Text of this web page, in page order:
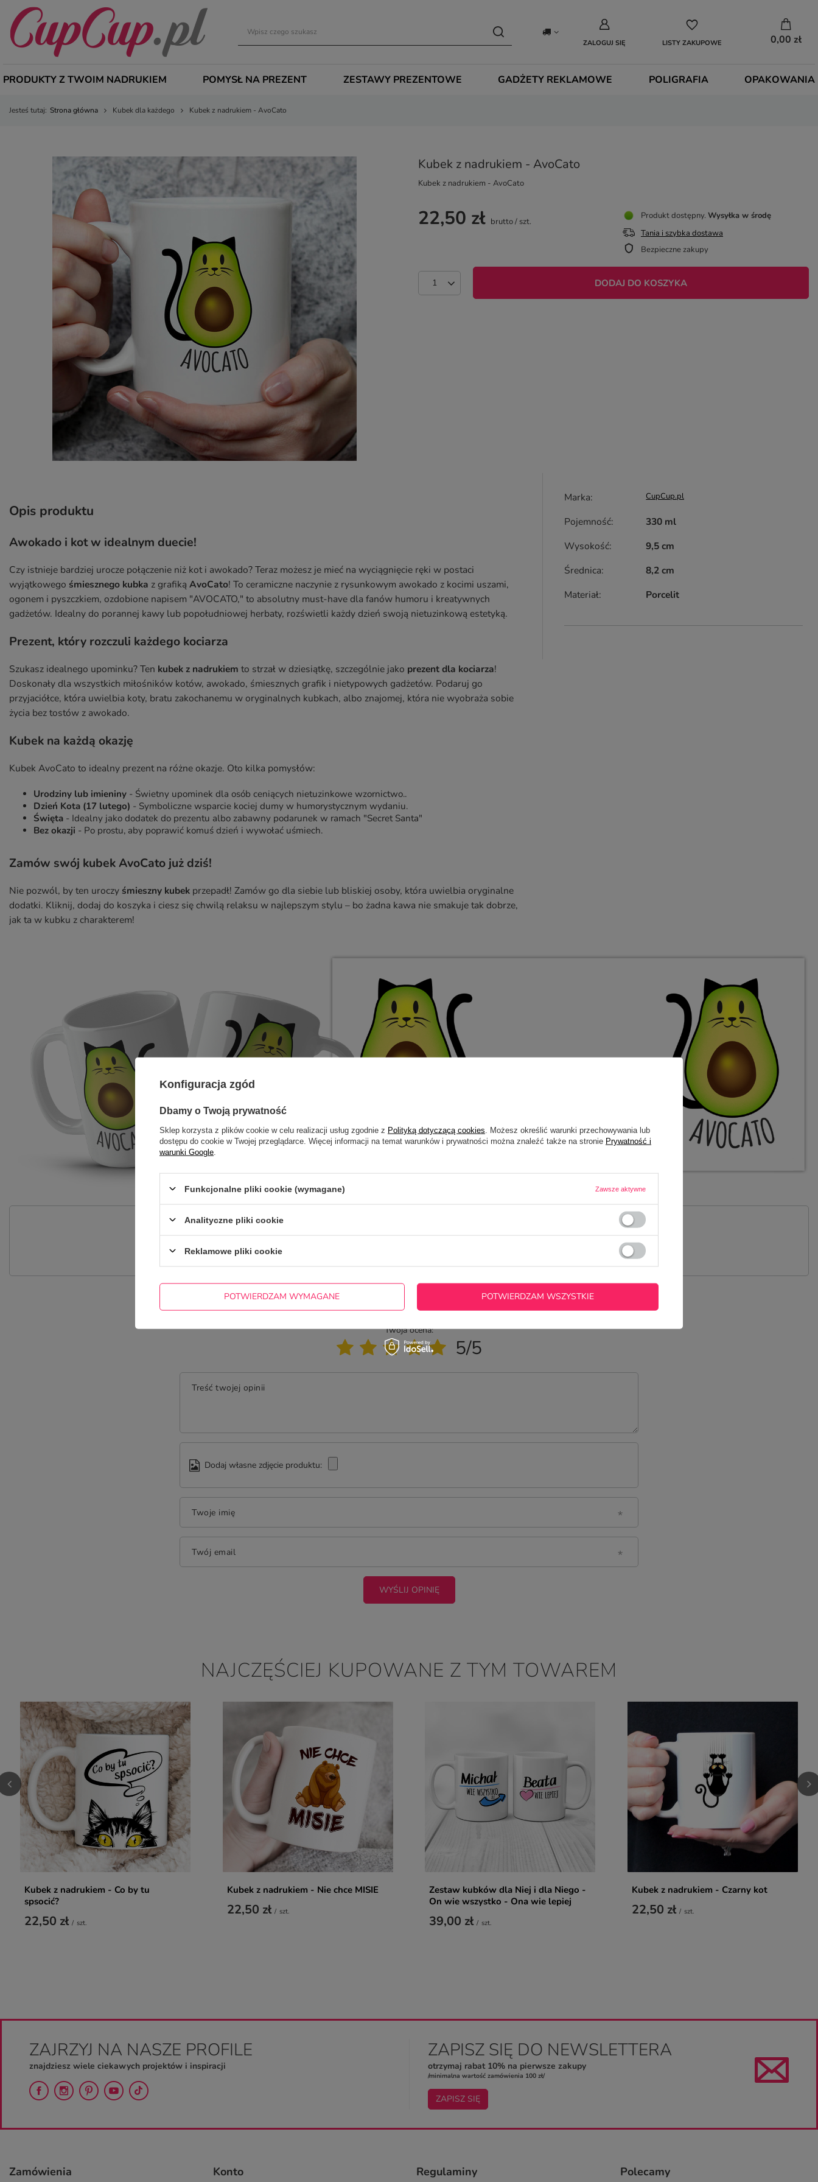
ZALOGUJ SIĘ LISTY ZAKUPOWE 0,00 zł
PRODUKTY Z TWOIM NADRUKIEM POMYSŁ NA PREZENT ZESTAWY PREZENTOWE GADŻETY REKLAMOWE POLIGRAFIA OPAKOWANIA
Jesteś tutaj: Strona główna Kubek dla każdego Kubek z nadrukiem - AvoCato
Kubek z nadrukiem - AvoCato
Kubek z nadrukiem - AvoCato
22,50 zł brutto/ szt.
DODAJ DO KOSZYKA
Produkt dostępny Wysyłka w środę
Tania i szybka dostawa
Bezpieczne zakupy
Opis produktu
Awokado i kot w idealnym duecie!
Czy istnieje bardziej urocze połączenie niż kot i awokado? Teraz możesz je mieć na wyciągnięcie ręki w postaci
wyjątkowego śmiesznego kubka z grafiką AvoCato! To ceramiczne naczynie z rysunkowym awokado z kocimi uszami,
ogonem i pyszczkiem, ozdobione napisem "AVOCATO," to absolutny must-have dla fanów humoru i kreatywnych
gadżetów. Idealny do porannej kawy lub popołudniowej herbaty, rozświetli każdy dzień swoją nietuzinkową estetyką.
Prezent, który rozczuli każdego kociarza
Szukasz idealnego upominku? Ten kubek z nadrukiem to strzał w dziesiątkę, szczególnie jako prezent dla kociarza!
Doskonały dla wszystkich miłośników kotów, awokado, śmiesznych grafik i nietypowych gadżetów. Podaruj go
przyjaciółce, która uwielbia koty, bratu zakochanemu w oryginalnych kubkach, albo znajomej, która nie wyobraża sobie
życia bez tostów z awokado.
Kubek na każdą okazję
Kubek AvoCato to idealny prezent na różne okazje. Oto kilka pomysłów:
Urodziny lub imieniny - Świetny upominek dla osób ceniących nietuzinkowe wzornictwo..
Dzień Kota (17 lutego) - Symboliczne wsparcie kociej dumy w humorystycznym wydaniu.
Święta - Idealny jako dodatek do prezentu albo zabawny podarunek w ramach "Secret Santa"
Bez okazji - Po prostu, aby poprawić komuś dzień i wywołać uśmiech.
Zamów swój kubek AvoCato już dziś!
Nie pozwól, by ten uroczy śmieszny kubek przepadł! Zamów go dla siebie lub bliskiej osoby, która uwielbia oryginalne
dodatki. Kliknij, dodaj do koszyka i ciesz się chwilą relaksu w najlepszym stylu – bo żadna kawa nie smakuje tak dobrze,
jak ta w kubku z charakterem!
Marka CupCup.pl
Pojemność
330 ml
Wysokość
9,5 cm
Średnica
8,2 cm
Materiał
Porcelit
Potrzebujesz pomocy? Masz pytania?
Zadaj pytanie a my odpowiemy niezwłocznie, najciekawsze pytania i odpowiedzi publikując dla
NAPISZ SWOJĄ OPINIĘ
Twoja ocena:
5/5
Treść twojej opinii
Dodaj własne zdjęcie produktu:
Twoje imię
Twój email
WYŚLIJ OPINIĘ
NAJCZĘŚCIEJ KUPOWANE Z TYM TOWAREM
Kubek z nadrukiem - Co by tu
spsocić?
22,50 zł / szt.
Kubek z nadrukiem - Nie chce MISIE
22,50 zł / szt.
Zestaw kubków dla Niej i dla Niego -
On wie wszystko - Ona wie lepiej
39,00 zł / szt.
Kubek z nadrukiem - Czarny kot
22,50 zł / szt.
ZAJRZYJ NA NASZE PROFILE
znajdziesz wiele ciekawych projektów i inspiracji
ZAPISZ SIĘ DO NEWSLETTERA
otrzymaj rabat 10% na pierwsze zakupy
/minimalna wartość zamówienia 100 zł/
ZAPISZ SIĘ
Zamówienia Konto Regulaminy Polecamy
Konfiguracja zgód
Dbamy o Twoją prywatność
Sklep korzysta z plików cookie w celu realizacji usług zgodnie z Polityką dotyczącą cookies . Możesz określić warunki przechowywania lub
dostępu do cookie w Twojej przeglądarce. Więcej informacji na temat warunków i prywatności można znaleźć także na stronie Prywatność i
warunki Google
Funkcjonalne pliki cookie (wymagane) Zawsze aktywne
Analityczne pliki cookie
Reklamowe pliki cookie
POTWIERDZAM WYMAGANE POTWIERDZAM WSZYSTKIE